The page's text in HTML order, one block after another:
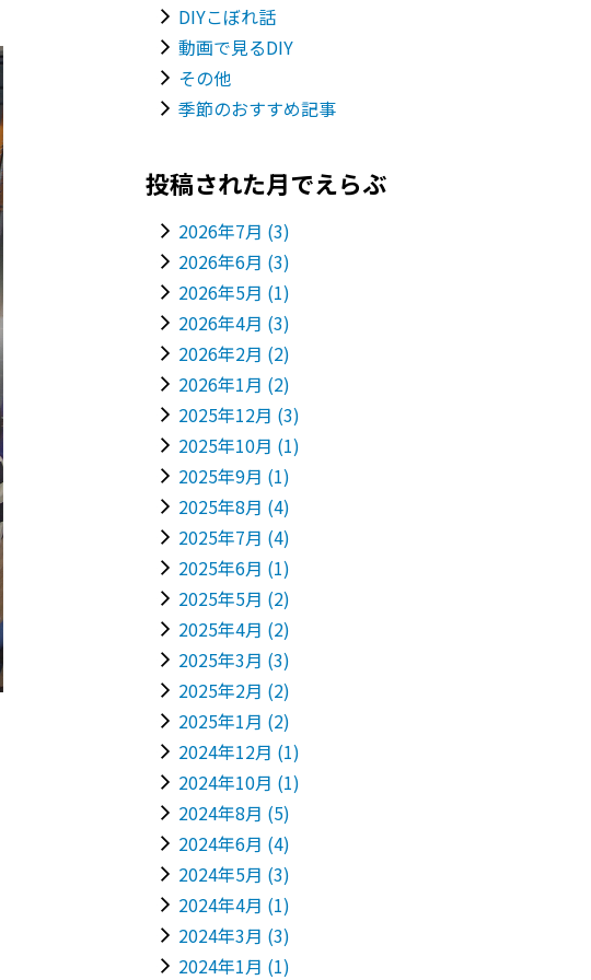
DIYこぼれ話
動画で見るDIY
その他
季節のおすすめ記事
投稿された月でえらぶ
2026年7月 (3)
2026年6月 (3)
2026年5月 (1)
2026年4月 (3)
2026年2月 (2)
2026年1月 (2)
2025年12月 (3)
2025年10月 (1)
2025年9月 (1)
2025年8月 (4)
2025年7月 (4)
2025年6月 (1)
2025年5月 (2)
2025年4月 (2)
2025年3月 (3)
2025年2月 (2)
2025年1月 (2)
2024年12月 (1)
2024年10月 (1)
2024年8月 (5)
2024年6月 (4)
2024年5月 (3)
2024年4月 (1)
2024年3月 (3)
2024年1月 (1)